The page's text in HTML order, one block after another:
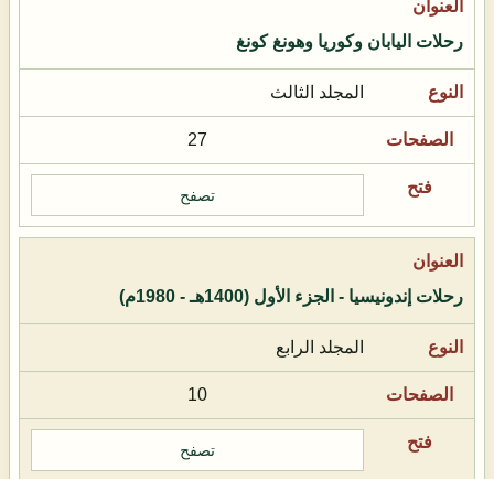
رحلات اليابان وكوريا وهونغ كونغ
المجلد الثالث
27
تصفح
رحلات إندونيسيا - الجزء الأول (1400هـ - 1980م)
المجلد الرابع
10
تصفح